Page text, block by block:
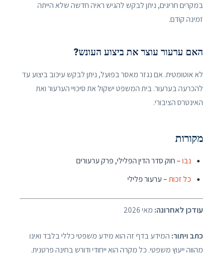
במקרים חריגים, ניתן לבקש להגיש ראיה חדשה שלא הייתה
זמינה קודם.
האם ערעור עוצר את ביצוע העונש?
לא אוטומטית. אם נגזר מאסר בפועל, ניתן לבקש עיכוב ביצוע עד
להכרעה בערעור. בית המשפט ישקול את סיכויי הערעור ואת
האינטרס הציבורי.
מקורות
נבו– חוק סדר הדין הפלילי, פרק ערעורים
כל זכות– ערעור פלילי
עודכן לאחרונה: מאי 2026
כתב ויתור: המידע בדף זה הוא מידע משפטי כללי בלבד ואינו
מהווה ייעוץ משפטי. כל מקרה הוא ייחודי ודורש בחינה פרטנית.